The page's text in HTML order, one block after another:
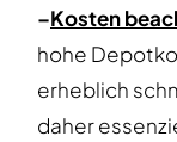
–Kosten
hohe
erheblich
daher